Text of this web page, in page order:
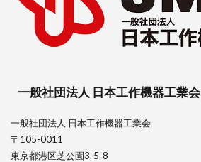
一般社団法人 日本工作機器工業会
一般社団法人 日本工作機器工業会
〒105-0011
東京都港区芝公園3-5-8